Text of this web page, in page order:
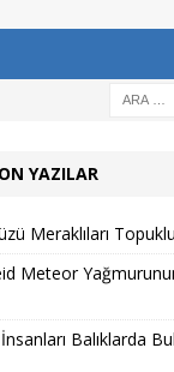
YAZILAR
Meraklıları
Meteor
Balıklarda